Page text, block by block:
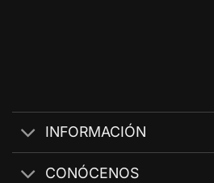
INFORMACIÓN
CONÓCENOS